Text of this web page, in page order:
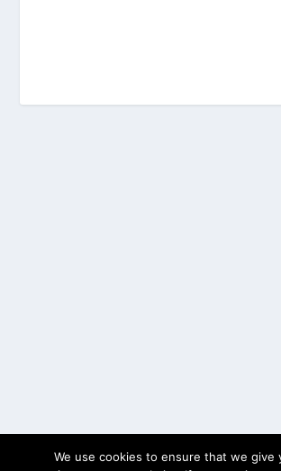
We use cookies to ensure that we give